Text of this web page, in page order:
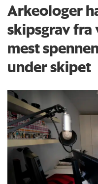
Arkeologer
skipsgrav
mest
under skipet